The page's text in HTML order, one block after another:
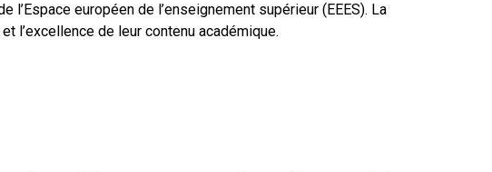
européen de l’enseignement supérieur (EEES). La
l’excellence de leur contenu académique.